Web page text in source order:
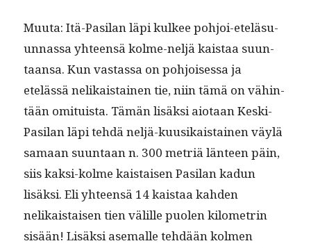
Muu­ta: Itä-Pasi­lan läpi kul­kee pohjoi-etelä­su­
un­nas­sa yhteen­sä kolme-neljä kaistaa suun­
taansa. Kun vas­tas­sa on pohjoises­sa ja
etelässä nelikaistainen tie, niin tämä on vähin­
tään omi­tu­ista. Tämän lisäk­si aio­taan Kes­ki-
Pasi­lan läpi tehdä neljä-kuusikaistainen väylä
samaan suun­taan n. 300 metriä län­teen päin,
siis kak­si-kolme kaistaisen Pasi­lan kadun
lisäk­si. Eli yhteen­sä 14 kaistaa kah­den
nelikaistaisen tien välille puolen kilo­metrin
sisään! Lisäk­si ase­malle tehdään kol­men